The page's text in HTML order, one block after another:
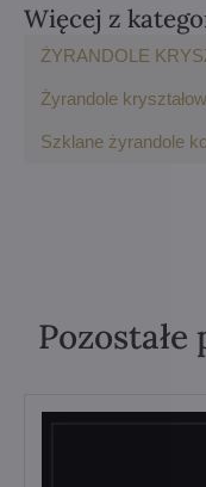
Więcej z
ŻYRANDOLE
Żyrandole
Szklane żyrandole